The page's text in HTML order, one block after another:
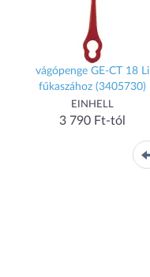
vágópenge GE-CT 18 Li
fűkaszához (3405730)
EINHELL
3 790 Ft-tól